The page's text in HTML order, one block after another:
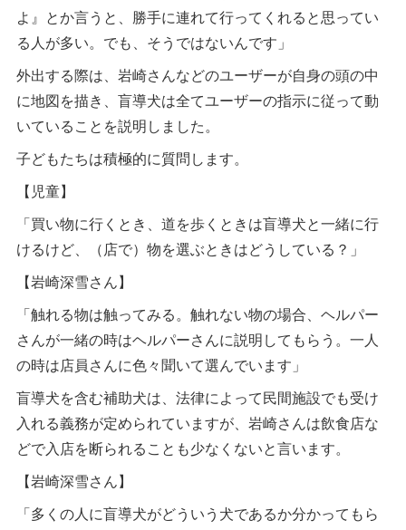
よ』とか言うと、勝手に連れて行ってくれると思ってい
る人が多い。でも、そうではないんです」
外出する際は、岩崎さんなどのユーザーが自身の頭の中
に地図を描き、盲導犬は全てユーザーの指示に従って動
いていることを説明しました。
子どもたちは積極的に質問します。
【児童】
「買い物に行くとき、道を歩くときは盲導犬と一緒に行
けるけど、（店で）物を選ぶときはどうしている？」
【岩崎深雪さん】
「触れる物は触ってみる。触れない物の場合、ヘルパー
さんが一緒の時はヘルパーさんに説明してもらう。一人
の時は店員さんに色々聞いて選んでいます」
盲導犬を含む補助犬は、法律によって民間施設でも受け
入れる義務が定められていますが、岩崎さんは飲食店な
どで入店を断られることも少なくないと言います。
【岩崎深雪さん】
「多くの人に盲導犬がどういう犬であるか分かってもら